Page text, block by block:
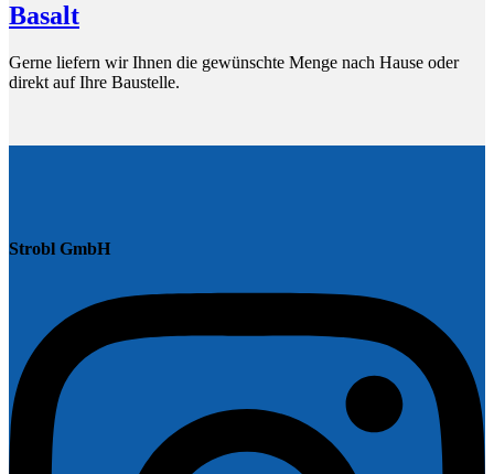
Basalt
Gerne liefern wir Ihnen die gewünschte Menge nach Hause oder
direkt auf Ihre Baustelle.
Strobl GmbH